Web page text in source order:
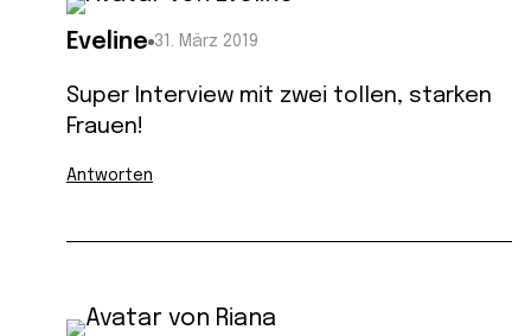
Eveline 31. März 2019
Super Interview mit zwei tollen, starken
Frauen!
Antworten